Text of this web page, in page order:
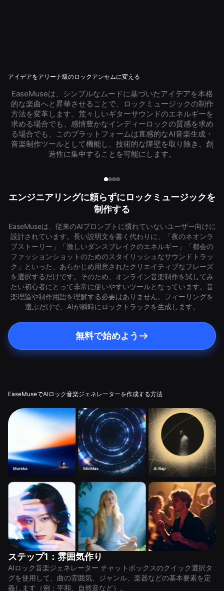
アイデアをアリーナ級のロックアンセムに変える
EaseMuseは、シンプルなムードに基づいたアイデアを本格
的な楽曲へと昇華させることで、ロックミュージックの制作
方法を変革します。荒々しいギターサウンドのエネルギーを
求める場合でも、感情豊かなインディーロックの質感を求め
る場合でも、このプラットフォームは直感的なAI音楽生成・
音楽制作ツールとして機能し、技術的な障壁を取り除き、創
造性に集中することを可能にします。
エンジニアリングに頼らずにロックミュージックを
制作する
EaseMuseは、従来のAIプロンプトに慣れていないユーザー向けに
設計されています。長い説明文を書く代わりに、「夜のネオンラ
ブストーリー」「激しいダンスブレイクのエネルギー」「都会の
ファッションショットのためのスタイリッシュなサウンドトラッ
ク」といった、あらかじめ用意されたクリエイティブなフレーズ
を選択するだけです。そのため、オンライン音楽制作を試してみ
たい初心者にとって非常に使いやすいツールとなっています。音
楽理論や制作用語を理解する必要はありません。フィーリングを
選ぶだけで、AIが瞬時にロックトラックを生成します。
無料で始めよう
EaseMuseでAIロック音楽ジェネレーターを作成する方法
ステップ1：雰囲気作り
AIロック音楽ジェネレーター チャットボックスのクイック選択タ
グを使用して、曲の雰囲気、ジャンル、楽器などの基本要素を定
義します（例：平和、自然音など）。